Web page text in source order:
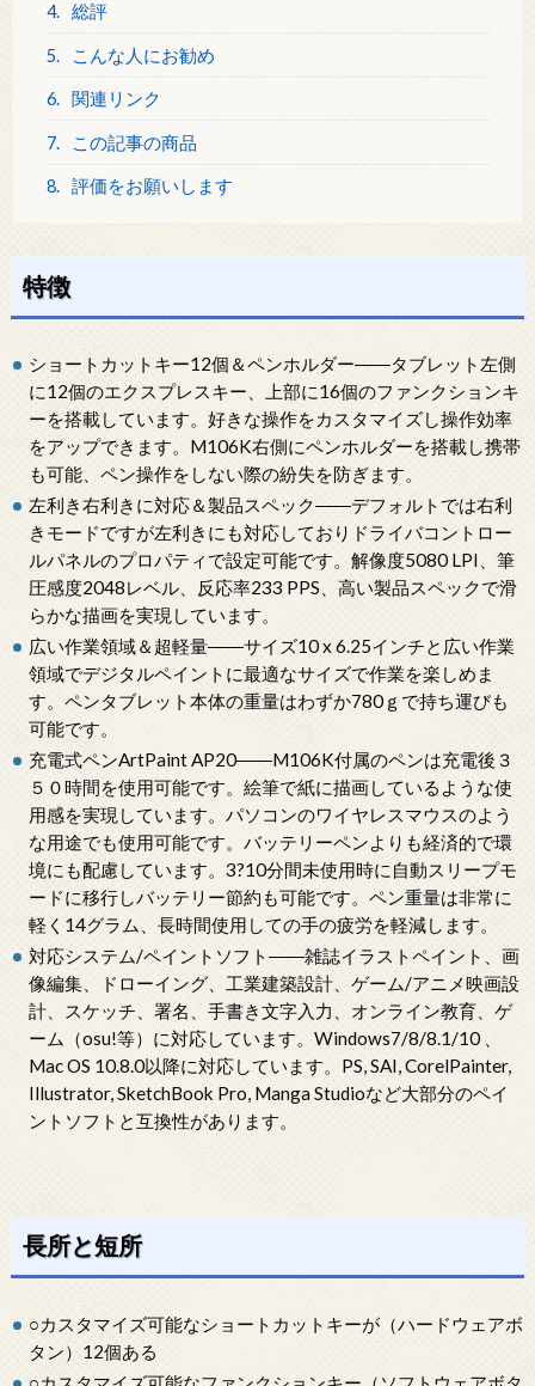
4. 総評
5. こんな人にお勧め
6. 関連リンク
7. この記事の商品
8. 評価をお願いします
特徴
ショートカットキー12個＆ペンホルダー――タブレット左側
に12個のエクスプレスキー、上部に16個のファンクションキ
ーを搭載しています。好きな操作をカスタマイズし操作効率
をアップできます。M106K右側にペンホルダーを搭載し携帯
も可能、ペン操作をしない際の紛失を防ぎます。
左利き右利きに対応＆製品スペック――デフォルトでは右利
きモードですが左利きにも対応しておりドライバコントロー
ルパネルのプロパティで設定可能です。解像度5080 LPI、筆
圧感度2048レベル、反応率233 PPS、高い製品スペックで滑
らかな描画を実現しています。
広い作業領域＆超軽量――サイズ10 x 6.25インチと広い作業
領域でデジタルペイントに最適なサイズで作業を楽しめま
す。ペンタブレット本体の重量はわずか780ｇで持ち運びも
可能です。
充電式ペンArtPaint AP20――M106K付属のペンは充電後３
５０時間を使用可能です。絵筆で紙に描画しているような使
用感を実現しています。パソコンのワイヤレスマウスのよう
な用途でも使用可能です。バッテリーペンよりも経済的で環
境にも配慮しています。3?10分間未使用時に自動スリープモ
ードに移行しバッテリー節約も可能です。ペン重量は非常に
軽く14グラム、長時間使用しての手の疲労を軽減します。
対応システム/ペイントソフト――雑誌イラストペイント、画
像編集、ドローイング、工業建築設計、ゲーム/アニメ映画設
計、スケッチ、署名、手書き文字入力、オンライン教育、ゲ
ーム（osu!等）に対応しています。Windows7/8/8.1/10 、
Mac OS 10.8.0以降に対応しています。PS, SAI, CorelPainter,
Illustrator, SketchBook Pro, Manga Studioなど大部分のペイ
ントソフトと互換性があります。
長所と短所
○カスタマイズ可能なショートカットキーが（ハードウェアボ
タン）12個ある